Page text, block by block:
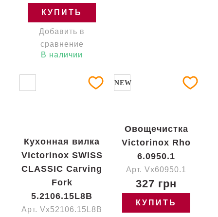
КУПИТЬ
Добавить в
сравнение
В наличии
Кухонная вилка
Victorinox SWISS
CLASSIC Carving
Fork
5.2106.15L8B
Арт. Vx52106.15L8B
NEW
Овощечистка
Victorinox Rho
6.0950.1
Арт. Vx60950.1
327 грн
КУПИТЬ